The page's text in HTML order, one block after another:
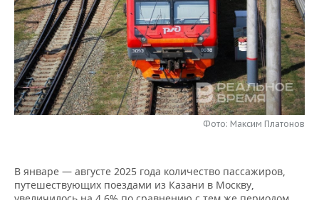
НЕФТЕХИМИЯ
НЕФТЬ
ОПК
ЭНЕРГЕТИКА
РОЗНИЧНАЯ ТОРГОВЛЯ
ТРАНСПОРТ
УСЛУГИ
НОВОСТИ ТЕХНОЛОГИЙ
IT
МЕДИА
МЕРОПРИЯТИЯ
НОВОСТИ МЕРОПРИЯТИЙ
ВЫЕЗДНАЯ РЕДАКЦИЯ
ОТКРЫТАЯ ЛЕКЦИЯ
СПОРТ
НОВОСТИ СПОРТА
БАСКЕТБОЛ
ОБЩЕСТВО
ИНФРАСТРУКТУРА
СПРАВОЧНИК
Фото: Максим Платонов
В январе — августе 2025 года количество пассажиров,
путешествующих поездами из Казани в Москву,